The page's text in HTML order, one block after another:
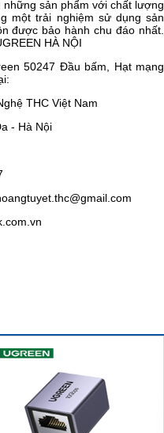
sản phẩm với chất lượng
một trải nghiệm sử dụng sản
được bảo hành chu đáo nhất.
HÀ NỘI
50247 Đầu bấm, Hạt mạng
THC Việt Nam
- Hà Nội